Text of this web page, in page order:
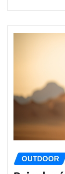
OUTDOOR